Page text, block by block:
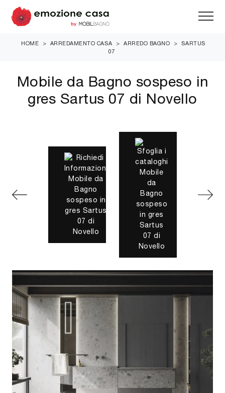
HOME > ARREDAMENTO CASA > ARREDO BAGNO >
SARTUS
07
Mobile da Bagno sospeso in
gres Sartus 07 di Novello